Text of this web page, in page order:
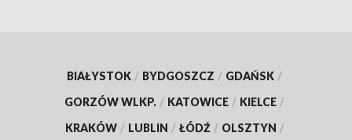
BIAŁYSTOK / BYDGOSZCZ / GDAŃSK /
GORZÓW WLKP. / KATOWICE / KIELCE /
KRAKÓW / LUBLIN / ŁÓDŹ / OLSZTYN /